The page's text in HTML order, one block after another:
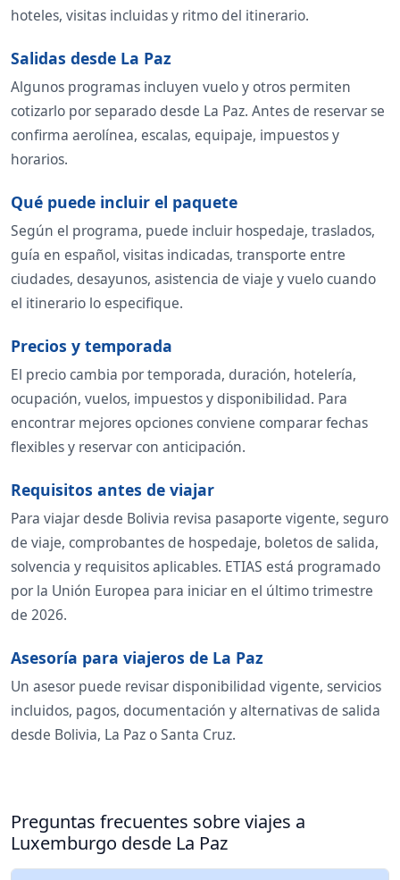
hoteles, visitas incluidas y ritmo del itinerario.
Salidas desde La Paz
Algunos programas incluyen vuelo y otros permiten
cotizarlo por separado desde La Paz. Antes de reservar se
confirma aerolínea, escalas, equipaje, impuestos y
horarios.
Qué puede incluir el paquete
Según el programa, puede incluir hospedaje, traslados,
guía en español, visitas indicadas, transporte entre
ciudades, desayunos, asistencia de viaje y vuelo cuando
el itinerario lo especifique.
Precios y temporada
El precio cambia por temporada, duración, hotelería,
ocupación, vuelos, impuestos y disponibilidad. Para
encontrar mejores opciones conviene comparar fechas
flexibles y reservar con anticipación.
Requisitos antes de viajar
Para viajar desde Bolivia revisa pasaporte vigente, seguro
de viaje, comprobantes de hospedaje, boletos de salida,
solvencia y requisitos aplicables. ETIAS está programado
por la Unión Europea para iniciar en el último trimestre
de 2026.
Asesoría para viajeros de La Paz
Un asesor puede revisar disponibilidad vigente, servicios
incluidos, pagos, documentación y alternativas de salida
desde Bolivia, La Paz o Santa Cruz.
Preguntas frecuentes sobre viajes a
Luxemburgo desde La Paz